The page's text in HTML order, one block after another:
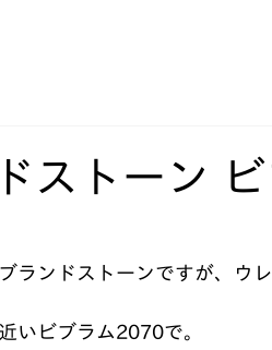
ストーン
ランドストーンですが、ウ
いビブラム2070で。